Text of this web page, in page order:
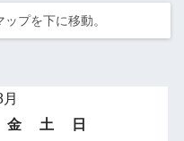
プを下に移動。
金 土
日